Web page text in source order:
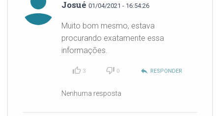
Josué 01/04/2021 - 16:54:26
Muito bom mesmo, estava
procurando exatamente essa
informações.
reply RESPONDER
0
3
Nenhuma resposta